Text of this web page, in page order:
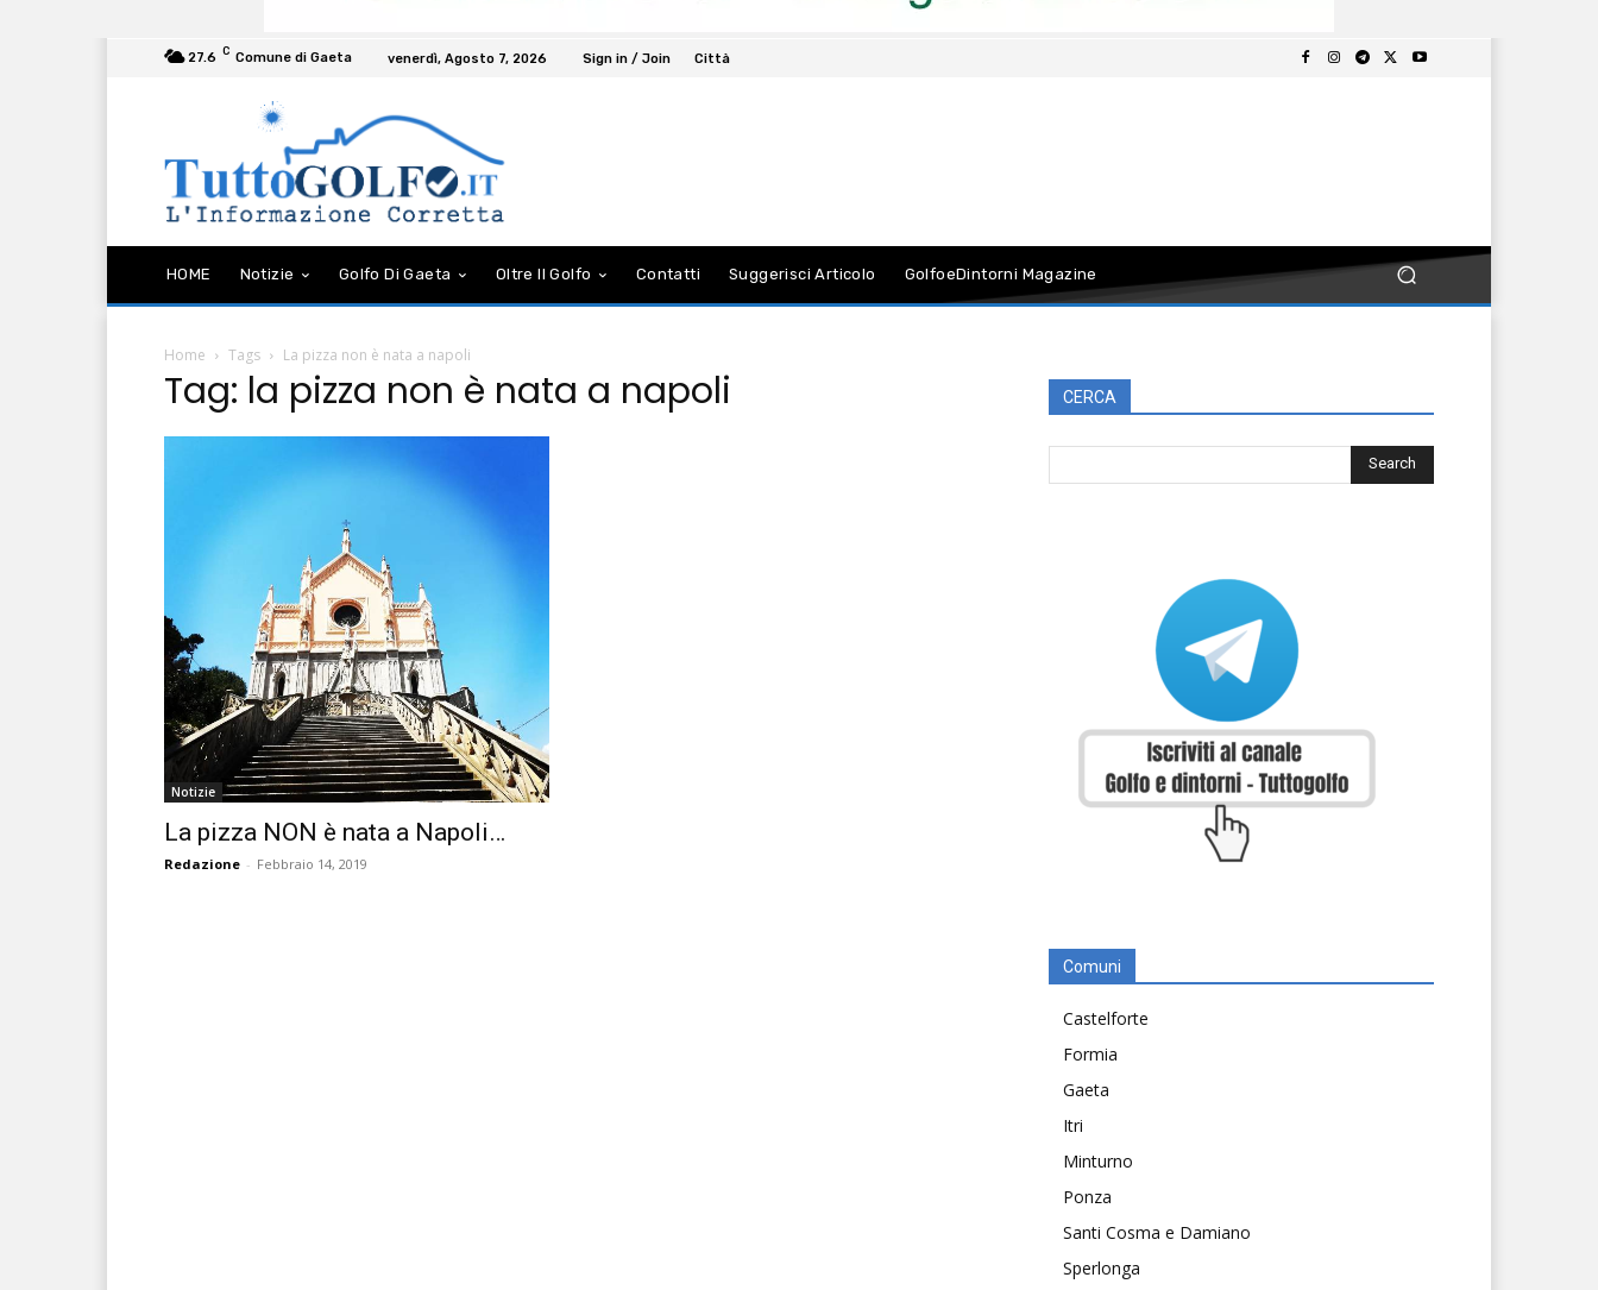
27.6 C Comune di Gaeta venerdì, Agosto 7, 2026 Sign in / Join Città
HOME Notizie Golfo Di Gaeta Oltre Il Golfo Contatti Suggerisci Articolo GolfoeDintorni Magazine
Home Tags La pizza non è nata a napoli
Tag: la pizza non è nata a napoli
Notizie
La pizza NON è nata a Napoli…
Redazione - Febbraio 14, 2019
CERCA
Comuni
Castelforte
Formia
Gaeta
Itri
Minturno
Ponza
Santi Cosma e Damiano
Sperlonga